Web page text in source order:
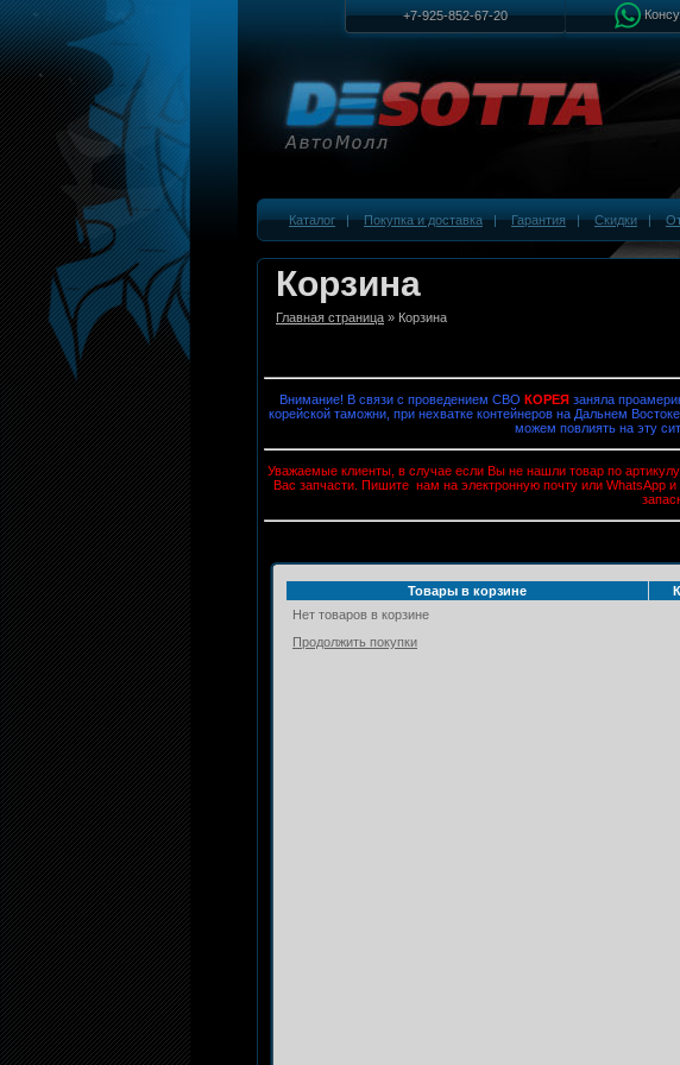
+7-925-852-67-20
Каталог|Покупка и доставка|Гарантия|Скидки|
Корзина
Главная страница » Корзина
Внимание! В связи с проведением СВО КОРЕЯзаняла
корейской таможни, при нехватке контейнеров на Дальнем
можем повлиять на эту
Уважаемые клиенты, в случае если Вы не нашли товар по
Вас запчасти. Пишите нам на электронную почту или WhatsApp
Товары в корзине
Нет товаров в корзине
Продолжить покупки